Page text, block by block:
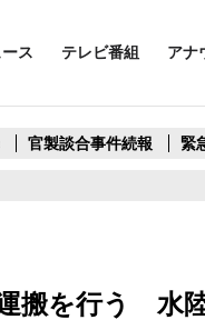
ス テレビ番組 アナ
官製談合事件続報 緊
搬を行う 水